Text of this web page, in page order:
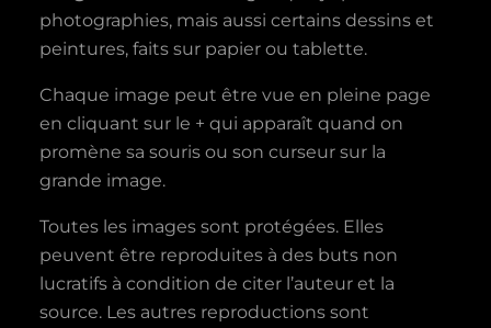
photographies, mais aussi certains dessins et
peintures, faits sur papier ou tablette.
Chaque image peut être vue en pleine page
en cliquant sur le + qui apparaît quand on
promène sa souris ou son curseur sur la
grande image.
Toutes les images sont protégées. Elles
peuvent être reproduites à des buts non
lucratifs à condition de citer l’auteur et la
source. Les autres reproductions sont